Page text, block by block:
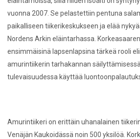
vuonna 2007. Se pelastettiin pentuna
paikalliseen tiikerikeskukseen ja elää
Nordens Arkin eläintarhassa.
ensimmäisinä lapsenlapsina tärkeä rooli
amurintiikerin tarhakannan
tulevaisuudessa käyttää
Amurintiikeri on erittäin uhanalainen
Venäjän Kaukoidässä noin 500 yksilöä.